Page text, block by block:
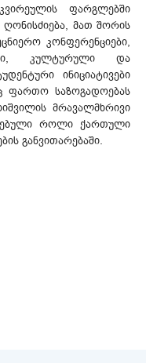
ფარგლებში
მათ შორის
კონფერენციები,
კულტურული და
ინიციატივები
ფართო საზოგადოებას
მრავალმხრივი
როლი ქართული
განვითარებაში.